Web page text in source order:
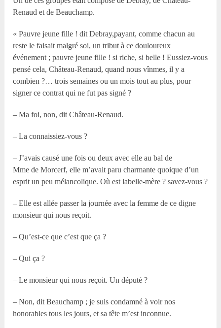
Renaud et de Beauchamp.
« Pauvre jeune fille ! dit Debray,payant, comme chacun au
reste le faisait malgré soi, un tribut à ce douloureux
événement ; pauvre jeune fille ! si riche, si belle ! Eussiez-vous
pensé cela, Château-Renaud, quand nous vînmes, il y a
combien ?… trois semaines ou un mois tout au plus, pour
signer ce contrat qui ne fut pas signé ?
– Ma foi, non, dit Château-Renaud.
– La connaissiez-vous ?
– J’avais causé une fois ou deux avec elle au bal de
Mme de Morcerf, elle m’avait paru charmante quoique d’un
esprit un peu mélancolique. Où est labelle-mère ? savez-vous ?
– Elle est allée passer la journée avec la femme de ce digne
monsieur qui nous reçoit.
– Qu’est-ce que c’est que ça ?
– Qui ça ?
– Le monsieur qui nous reçoit. Un député ?
– Non, dit Beauchamp ; je suis condamné à voir nos
honorables tous les jours, et sa tête m’est inconnue.